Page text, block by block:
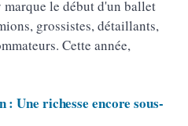
le début d'un ballet
grossistes, détaillants,
Cette année,
: Une richesse encore sous-